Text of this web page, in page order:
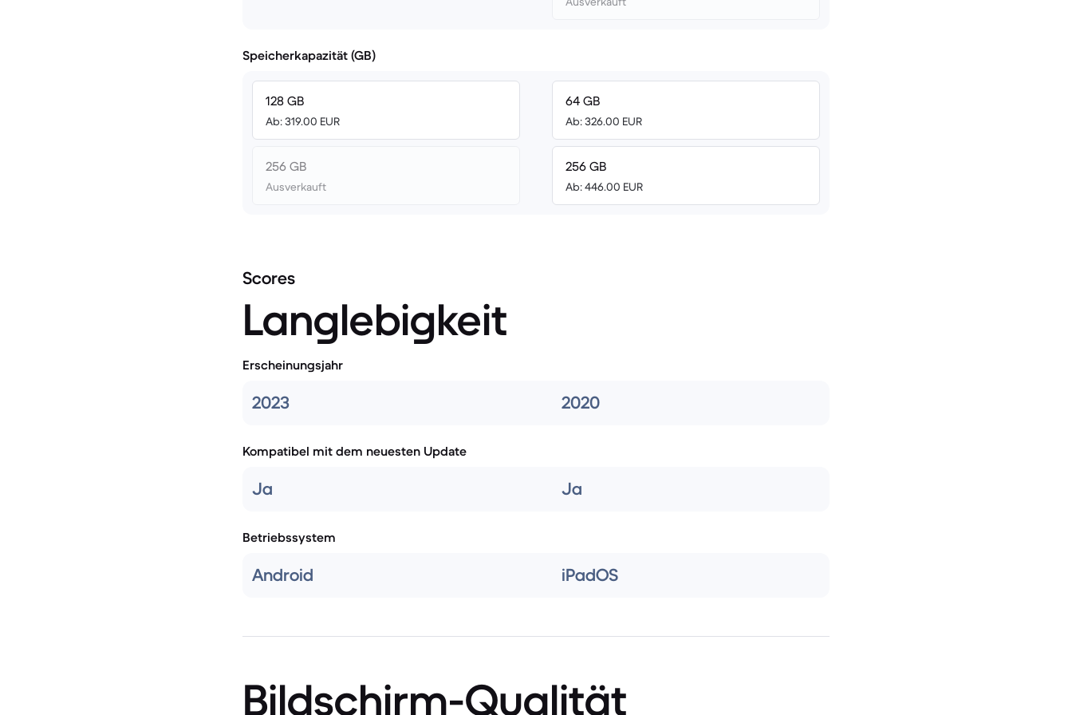
Speicherkapazität (GB)
128 GB
Ab: 319.00 EUR
256 GB
Ausverkauft
64 GB
Ab: 326.00 EUR
256 GB
Ab: 446.00 EUR
Scores
Langlebigkeit
Erscheinungsjahr
2023 2020
Kompatibel mit dem neuesten Update
Ja Ja
Betriebssystem
Android iPadOS
Bildschirm-Qualität